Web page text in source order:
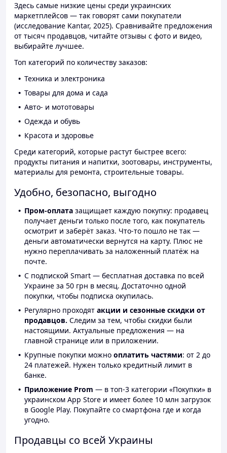
Здесь самые низкие цены среди украинских
маркетплейсов — так говорят сами покупатели
(исследование Kantar, 2025). Сравнивайте предложения
от тысяч продавцов, читайте отзывы с фото и видео,
выбирайте лучшее.
Топ категорий по количеству заказов:
Техника и электроника
Товары для дома и сада
Авто- и мототовары
Одежда и обувь
Красота и здоровье
Среди категорий, которые растут быстрее всего:
продукты питания и напитки, зоотовары, инструменты,
материалы для ремонта, строительные товары.
Удобно, безопасно, выгодно
Пром-оплата защищает каждую покупку: продавец
получает деньги только после того, как покупатель
осмотрит и заберёт заказ. Что-то пошло не так —
деньги автоматически вернутся на карту. Плюс не
нужно переплачивать за наложенный платёж на
почте.
С подпиской Smart — бесплатная доставка по всей
Украине за 50 грн в месяц. Достаточно одной
покупки, чтобы подписка окупилась.
Регулярно проходят акции и сезонные скидки от
продавцов. Следим за тем, чтобы скидки были
настоящими. Актуальные предложения — на
главной странице или в приложении.
Крупные покупки можно оплатить частями: от 2 до
24 платежей. Нужен только кредитный лимит в
банке.
Приложение Prom — в топ-3 категории «Покупки» в
украинском App Store и имеет более 10 млн загрузок
в Google Play. Покупайте со смартфона где и когда
угодно.
Продавцы со всей Украины